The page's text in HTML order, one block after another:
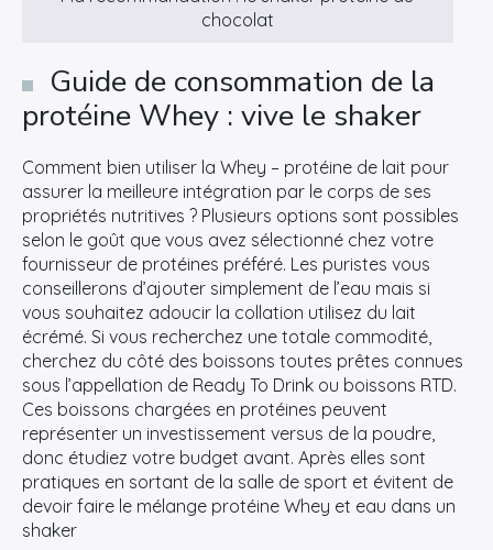
chocolat
Guide de consommation de la
protéine Whey : vive le shaker
Comment bien utiliser la Whey – protéine de lait pour
assurer la meilleure intégration par le corps de ses
propriétés nutritives ? Plusieurs options sont possibles
selon le goût que vous avez sélectionné chez votre
fournisseur de protéines préféré. Les puristes vous
conseillerons d’ajouter simplement de l’eau mais si
vous souhaitez adoucir la collation utilisez du lait
écrémé. Si vous recherchez une totale commodité,
cherchez du côté des boissons toutes prêtes connues
sous l’appellation de Ready To Drink ou boissons RTD.
Ces boissons chargées en protéines peuvent
représenter un investissement versus de la poudre,
donc étudiez votre budget avant. Après elles sont
pratiques en sortant de la salle de sport et évitent de
devoir faire le mélange protéine Whey et eau dans un
shaker